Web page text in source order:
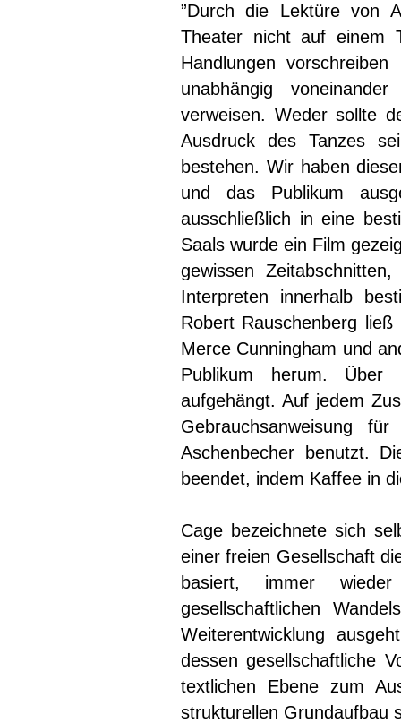
”Durch die Lektüre von
Theater nicht auf einem
Handlungen
unabhängig
verweisen. Weder sollte
Ausdruck des Tanzes
bestehen. Wir haben
und das Publikum
ausschließlich in eine
Saals wurde ein Film
gewissen
Interpreten innerhalb
Robert Rauschenberg
Merce Cunningham und
Publikum herum. Über
aufgehängt. Auf jedem
Gebrauchsanweisung
Aschenbecher benutzt.
beendet, indem Kaffee in
Cage bezeichnete sich
einer freien Gesellschaft
basiert, immer
gesellschaftlichen
Weiterentwicklung
dessen gesellschaftliche
textlichen Ebene zum
strukturellen Grundaufbau